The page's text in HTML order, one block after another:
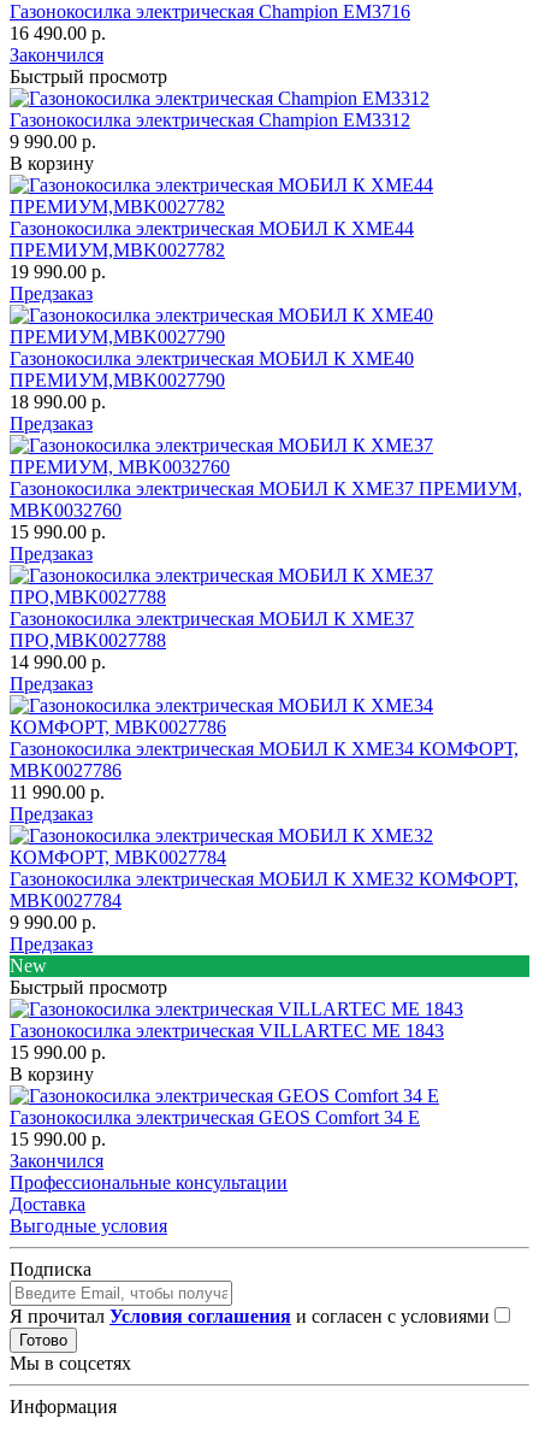
Газонокосилка электрическая Champion EM3716
16 490.00 р.
Закончился
Быстрый просмотр
Газонокосилка электрическая Champion EM3312
9 990.00 р.
В корзину
Газонокосилка электрическая МОБИЛ К XME44
ПРЕМИУМ,MBK0027782
19 990.00 р.
Предзаказ
Газонокосилка электрическая МОБИЛ К XME40
ПРЕМИУМ,MBK0027790
18 990.00 р.
Предзаказ
Газонокосилка электрическая МОБИЛ К XME37 ПРЕМИУМ,
MBK0032760
15 990.00 р.
Предзаказ
Газонокосилка электрическая МОБИЛ К XME37
ПРО,MBK0027788
14 990.00 р.
Предзаказ
Газонокосилка электрическая МОБИЛ К XME34 КОМФОРТ,
MBK0027786
11 990.00 р.
Предзаказ
Газонокосилка электрическая МОБИЛ К XME32 КОМФОРТ,
MBK0027784
9 990.00 р.
Предзаказ
New
Быстрый просмотр
Газонокосилка электрическая VILLARTEC ME 1843
15 990.00 р.
В корзину
Газонокосилка электрическая GEOS Comfort 34 Е
15 990.00 р.
Закончился
Профессиональные консультации
Доставка
Выгодные условия
Подписка
Я прочитал Условия соглашения и согласен с условиями
Готово
Мы в соцсетях
Информация